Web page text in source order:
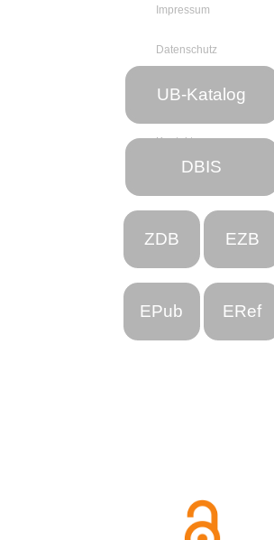
Impressum
Datenschutz
Web-Team
der UB
Kontakt
UB-Katalog
DBIS
ZDB EZB
EPub ERef